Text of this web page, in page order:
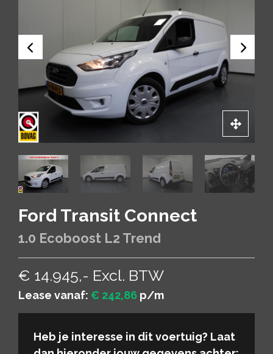
Ford Transit Connect
1.0 Ecoboost L2 Trend
€ 14.945,- Excl. BTW
Lease vanaf: € 242,86 p/m
Heb je interesse in dit voertuig? Laat